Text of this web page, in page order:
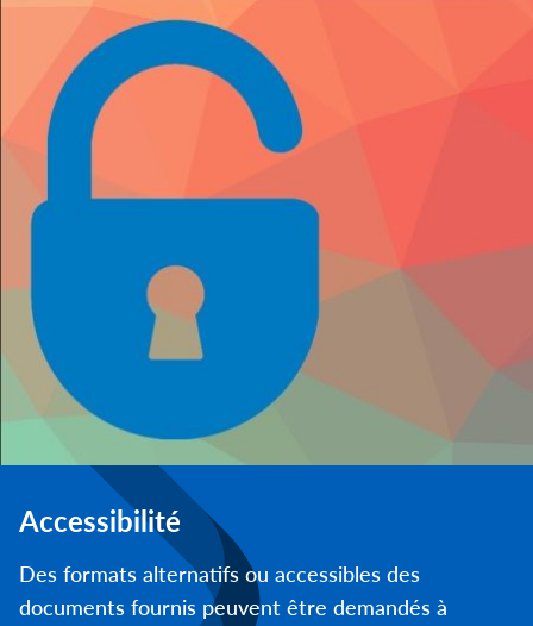
Accessibilité
Des formats alternatifs ou accessibles des
documents fournis peuvent être demandés à